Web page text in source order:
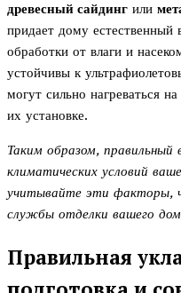
древесный сайдинг или
придает дому естественный
обработки от влаги и
устойчивы к
могут сильно нагреваться
их установке.
Таким образом,
климатических условий
учитывайте эти факторы,
службы отделки вашего
Правильная